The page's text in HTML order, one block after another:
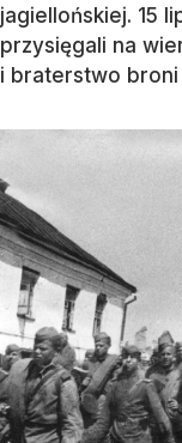
jagiellońskiej. 15
przysięgali na
i braterstwo broni